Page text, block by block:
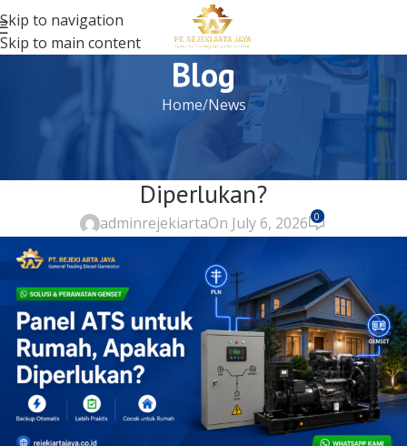
Skip to navigation
Skip to main content
Blog
Home News
Panel ATS untuk Rumah, Apakah
Diperlukan?
adminrejekiartaOn July 6, 2026 0